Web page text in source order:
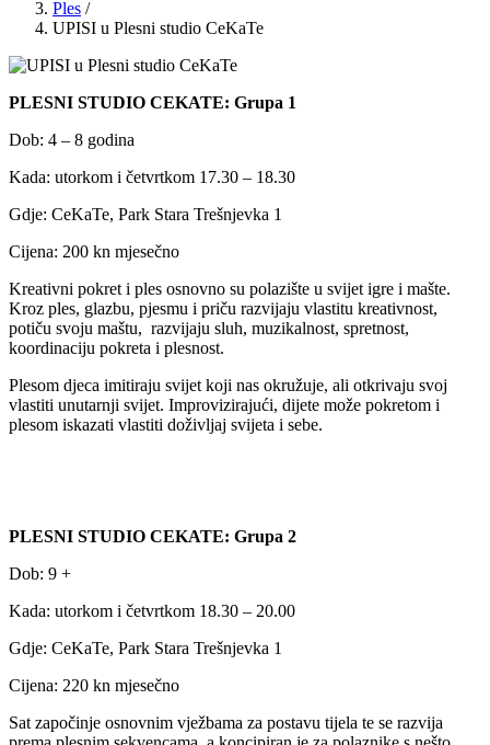
Ples /
UPISI u Plesni studio CeKaTe
PLESNI STUDIO CEKATE: Grupa 1
Dob: 4 – 8 godina
Kada: utorkom i četvrtkom 17.30 – 18.30
Gdje: CeKaTe, Park Stara Trešnjevka 1
Cijena: 200 kn mjesečno
Kreativni pokret i ples osnovno su polazište u svijet igre i mašte.
Kroz ples, glazbu, pjesmu i priču razvijaju vlastitu kreativnost,
potiču svoju maštu, razvijaju sluh, muzikalnost, spretnost,
koordinaciju pokreta i plesnost.
Plesom djeca imitiraju svijet koji nas okružuje, ali otkrivaju svoj
vlastiti unutarnji svijet. Improvizirajući, dijete može pokretom i
plesom iskazati vlastiti doživljaj svijeta i sebe.
PLESNI STUDIO CEKATE: Grupa 2
Dob: 9 +
Kada: utorkom i četvrtkom 18.30 – 20.00
Gdje: CeKaTe, Park Stara Trešnjevka 1
Cijena: 220 kn mjesečno
Sat započinje osnovnim vježbama za postavu tijela te se razvija